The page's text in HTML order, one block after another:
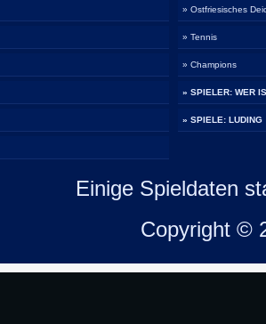
» Ostfriesisches
» Tennis
» Champions
» SPIELER: WER
» SPIELE: LUDING
Einige Spieldaten
Copyright ©